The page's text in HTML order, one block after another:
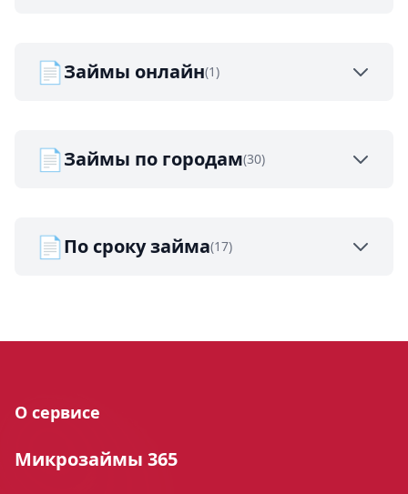
📄Займы онлайн(1)
📄Займы по городам(30)
📄По сроку займа(17)
О сервисе
Микрозаймы 365